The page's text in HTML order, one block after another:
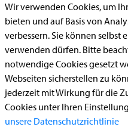
Führerschein (Umtausch)
Reiterplakette
Ummeldung zugelassenes
Kontakt
Wir verwenden Cookies, um
bieten und auf Basis von
verbessern. Sie können selbst
verwenden dürfen. Bitte
notwendige Cookies gesetzt
Webseiten sicherstellen zu
jederzeit mit Wirkung für die
Cookies unter Ihren
unsere Datenschutzrichtlinie